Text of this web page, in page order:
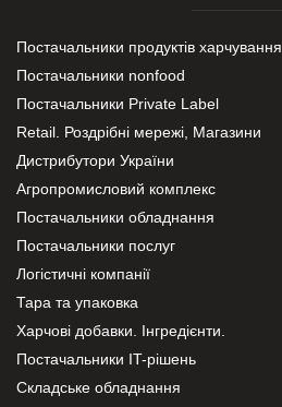
Постачальники продуктів харчування
Постачальники nonfood
Постачальники Private Label
Retail. Роздрібні мережі, Магазини
Дистрибутори України
Агропромисловий комплекс
Постачальники обладнання
Постачальники послуг
Логістичні компанії
Тара та упаковка
Харчові добавки. Інгредієнти.
Постачальники IT-рішень
Складське обладнання